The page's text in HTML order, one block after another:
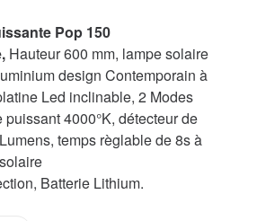
Pop 150
Hauteur 600 mm, lampe solaire
design Contemporain à
Led inclinable, 2 Modes
4000°K, détecteur de
temps règlable de 8s à
Batterie Lithium.